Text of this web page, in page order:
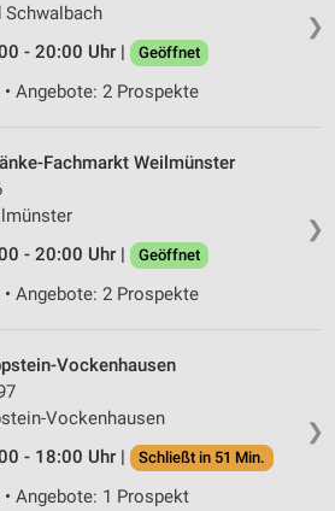
❯
Schwalbach
- 20:00 Uhr |
Geöffnet
Angebote: 2 Prospekte
❯
Fachmarkt Weilmünster
- 20:00 Uhr |
Geöffnet
Angebote: 2 Prospekte
❯
Vockenhausen
Vockenhausen
- 18:00 Uhr |
Schließt in 51 Min.
Angebote: 1 Prospekt